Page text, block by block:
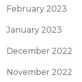
February 2023
January 2023
December 2022
November 2022